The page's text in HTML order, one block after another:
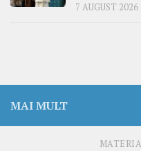
7 AUGUST 2026
MAI MULT